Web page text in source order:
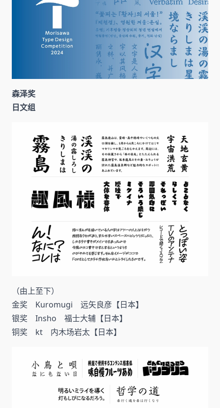
森泽奖
日文组
（由上至下）
金奖 Kuromugi 远矢良彦【日本】
银奖 Insho 福士大辅【日本】
铜奖 kt 内木场岩太【日本】